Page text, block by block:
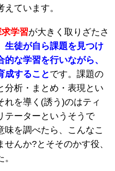
ています。
学習が大きく取りざたさ
生徒が自ら課題を見つけ
な学習を行いながら、
成すること です。課題の
分析・まとめ・表現とい
れを導く(誘う)のはティ
テーターというそうで
味を調べたら、こんなこ
んか?とそそのかす役、